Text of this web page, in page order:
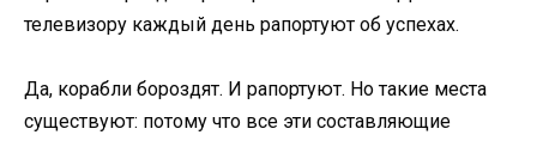
телевизору каждый день рапортуют об успехах.
Да, корабли бороздят. И рапортуют. Но такие места
существуют: потому что все эти составляющие